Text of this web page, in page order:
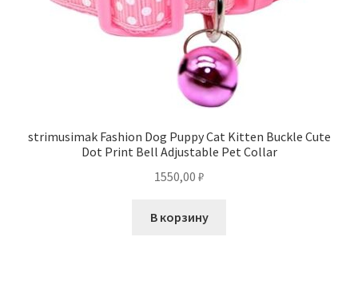
strimusimak Fashion Dog Puppy Cat Kitten Buckle Cute
Dot Print Bell Adjustable Pet Collar
1550,00 ₽
В корзину